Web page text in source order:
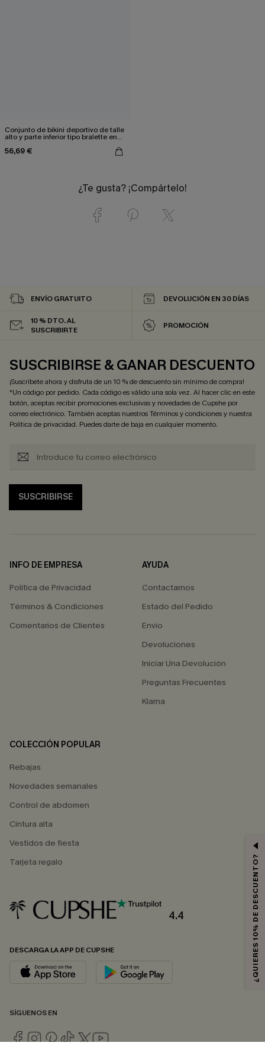
Conjunto de bikini deportivo de talle
alto y parte inferior tipo bralette en
56,69 €
¿Te gusta? ¡Compártelo!
ENVÍO GRATUITO DEVOLUCIÓN EN 30 DÍAS
10 % DTO. AL
SUSCRIBIRTE
PROMOCIÓN
SUSCRIBIRSE & GANAR DESCUENTO
¡Suscríbete ahora y disfruta de un 10 % de descuento sin mínimo de compra!
*Un código por pedido. Cada código es válido una sola vez. Al hacer clic en este
botón, aceptas recibir promociones exclusivas y novedades de Cupshe por
correo electrónico. También aceptas nuestrosTérminos y condicionesy nuestra
Política de privacidad. Puedes darte de baja en cualquier momento.
SUSCRIBIRSE
INFO DE EMPRESA
Política de Privacidad
Términos & Condiciones
Comentarios de Clientes
AYUDA
Contactarnos
Estado del Pedido
Envío
Devoluciones
Iniciar Una Devolución
Preguntas Frecuentes
Klarna
COLECCIÓN POPULAR
Rebajas
Novedades semanales
Control de abdomen
Cintura alta
Vestidos de fiesta
Tarjeta regalo
4.4
DESCARGA LA APP DE CUPSHE
SÍGUENOS EN
¿QUIERES 10% DE DESCUENTO?